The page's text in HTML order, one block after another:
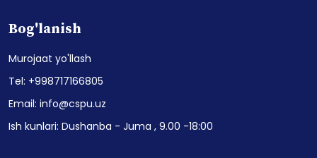
Bog'lanish
Murojaat yo'llash
Tel: +998717166805
Email: info@cspu.uz
Ish kunlari: Dushanba - Juma , 9.00 -18:00